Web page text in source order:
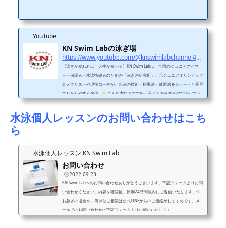
YouTube
KN Swim Labの泳ぎ場
https://www.youtube.com/@knswimlabchannel4455
【泳ぎが変われば、人生が変わる】KN Swim Labは、全国のジュニアスイマ
ー・保護者・水泳指導者のための「泳ぎの研究所」。元ジュニアオリンピック
金メダリストや現役コーチが、水泳の技術・指導法・練習法をショートと長尺
でわかりやすく発信。
こんな方におすすめ・子どもの泳ぎが伸び悩んでい
る・フォームをきれいにしたい・コーチの指導に悩んでいる・水泳に関わるす
投稿ジャンル・フォーム改善（平泳ぎ・クロールなど）・レッス
ンのビフォーアフター・元メダリストのワンポイントアドバイス
SNS・レッ
水泳個人レッスンのお問い合わせはこち
ら
水泳個人レッスン KN Swim Lab
お問い合わせ
2022-09-23
KN Swim Labへのお問い合わせありがとうございます。下記フォームよりお問
い合わせください。内容を確認後、原則24時間以内にご返信いたします。※
お急ぎの場合や、簡単なご相談は公式LINEからのご連絡がおすすめです。メ
ールでのお問い合わせは下記フォームよりお願いいたします。